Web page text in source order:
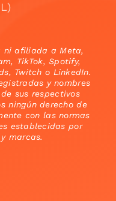
ni afiliada a Meta,
TikTok, Spotify,
Twitch o LinkedIn.
y nombres
sus respectivos
ningún derecho de
con las normas
establecidas por
marcas.